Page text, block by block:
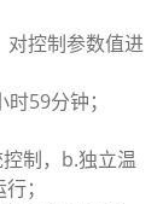
对控制参数值进
59分钟；
制，b.独立温
；